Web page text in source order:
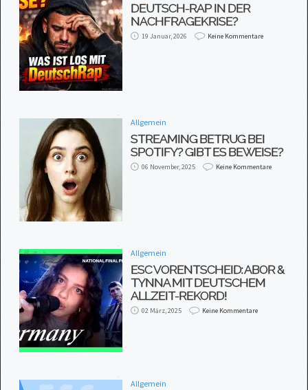
DEUTSCH-RAP IN DER
NACHFRAGEKRISE?
19 Januar, 2026 Keine Kommentare
Allgemein
STREAMING BETRUG BEI
SPOTIFY? GIBT ES BEWEISE?
06 November, 2025 Keine Kommentare
Allgemein
ESC VORENTSCHEID: ABOR &
TYNNA MIT DEUTSCHEM
ALLZEIT-REKORD!
02 März, 2025 Keine Kommentare
Allgemein